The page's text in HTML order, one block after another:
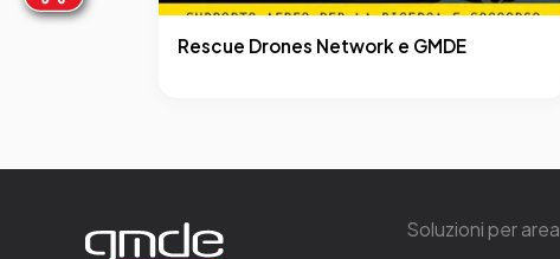
Rescue Drones Network e GMDE
Soluzioni per area